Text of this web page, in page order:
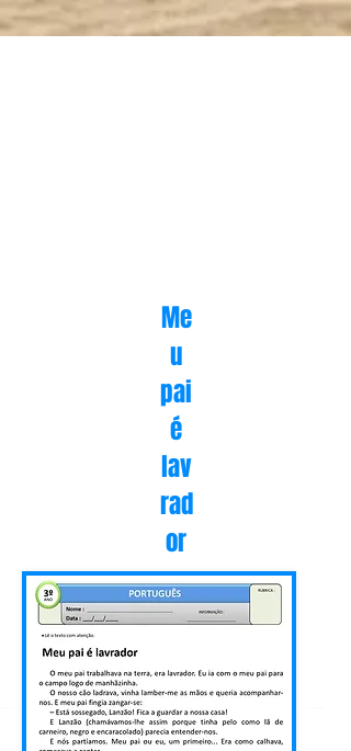
Me
u
pai
é
lav
rad
or